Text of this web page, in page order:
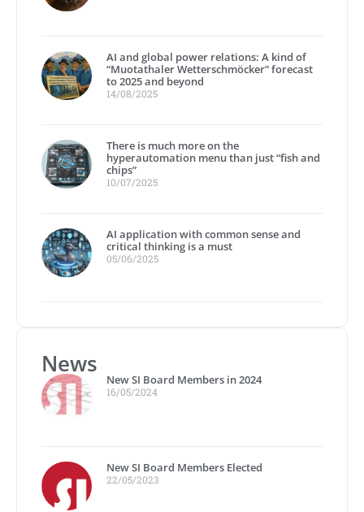
AI and global power relations: A kind of
“Muotathaler Wetterschmöcker” forecast
to 2025 and beyond
14/08/2025
There is much more on the
hyperautomation menu than just “fish and
chips”
10/07/2025
AI application with common sense and
critical thinking is a must
05/06/2025
News
New SI Board Members in 2024
16/05/2024
New SI Board Members Elected
22/05/2023